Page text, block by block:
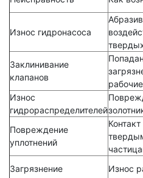
Износ гидронасоса
Заклинивание
клапанов
Износ
гидрораспределителей
Повреждение
уплотнений
Контакт
Загрязнение
Износ